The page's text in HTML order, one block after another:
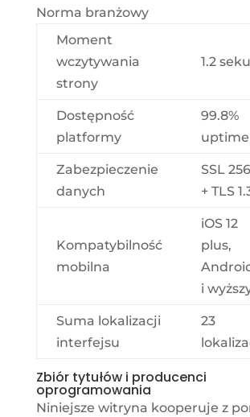
Norma branżowy
Moment
wczytywania
strony
1.2
Dostępność
platformy
99.8%
uptime
Zabezpieczenie
danych
SSL
+ TLS
Kompatybilność
mobilna
iOS 12
plus,
i
Suma lokalizacji
interfejsu
23
Zbiór tytułów i producenci
oprogramowania
Niniejsze witryna kooperuje z